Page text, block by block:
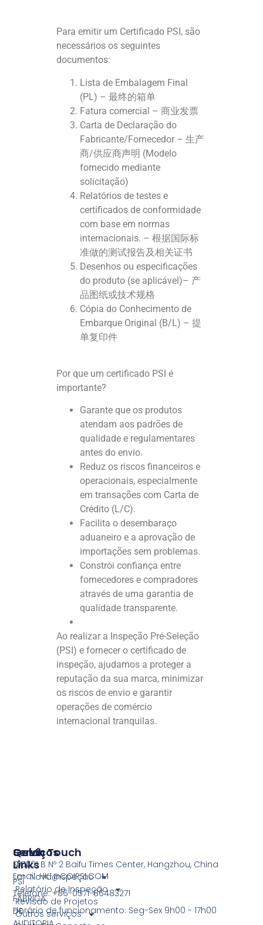
Para emitir um Certificado PSI, são
necessários os seguintes
documentos:
Lista de Embalagem Final
(PL) – 最终的箱单
Fatura comercial – 商业发票
Carta de Declaração do
Fabricante/Fornecedor – 生产
商/供应商声明 (Modelo
fornecido mediante
solicitação)
Relatórios de testes e
certificados de conformidade
com base em normas
internacionais. – 根据国际标
准做的测试报告及相关证书
Desenhos ou especificações
do produto (se aplicável)– 产
品图纸或技术规格
Cópia do Conhecimento de
Embarque Original (B/L) – 提
单复印件
Por que um certificado PSI é
importante?
Garante que os produtos
atendam aos padrões de
qualidade e regulamentares
antes do envio.
Reduz os riscos financeiros e
operacionais, especialmente
em transações com Carta de
Crédito (L/C).
Facilita o desembaraço
aduaneiro e a aprovação de
importações sem problemas.
Constrói confiança entre
fornecedores e compradores
através de uma garantia de
qualidade transparente.
Ao realizar a Inspeção Pré-Seleção
(PSI) e fornecer o certificado de
inspeção, ajudamos a proteger a
reputação da sua marca, minimizar
os riscos de envio e garantir
operações de comércio
internacional tranquilas.
Serviços
COI
PSI
FÁBRICA
DE
Quick
Links
Lar Nova Inspeção
Relatório de Inspeção
Revisão de Projetos
Outros serviços
Get In Touch
Nº 1201 B Nº 2 Baifu Times Center, Hangzhou, China
Email: HK1@COIPSI.COM
Telefone: +86-0571-86483271
Horário de funcionamento: Seg-Sex 9h00 - 17h00